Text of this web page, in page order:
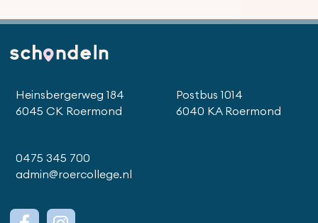
Heinsbergerweg 184
6045 CK Roermond
Postbus 1014
6040 KA Roermond
0475 345 700
admin@roercollege.nl